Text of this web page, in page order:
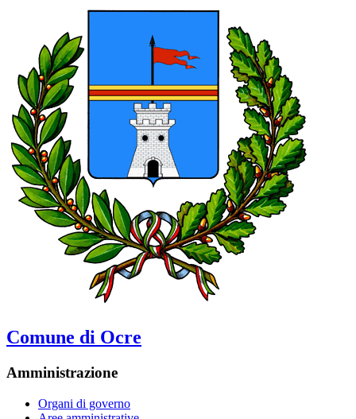
Comune di Ocre
Amministrazione
Organi di governo